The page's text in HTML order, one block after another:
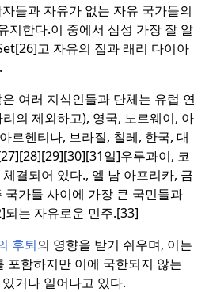
들과 자유가 없는 자유 국가들의
지한다.이 중에서 삼성 가장 잘 알
고 자유의 집과 래리 다이아
여러 지식인들과 단체는 유럽 연
의 제외하고), 영국, 노르웨이, 아
르헨티나, 브라질, 칠레, 한국, 대
일]우루과이, 코
결되어 있다., 엘 남 아프리카, 금
국가들 사이에 가장 큰 국민들과
는 자유로운 민주.[33]
후퇴의 영향을 받기 쉬우며, 이는
포함하지만 이에 국한되지 않는
거나 일어나고 있다.